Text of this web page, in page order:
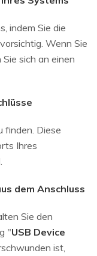
indem Sie die
Wenn Sie
sich an einen
finden. Diese
Ihres
dem Anschluss
Sie den
"USB Device
ist,